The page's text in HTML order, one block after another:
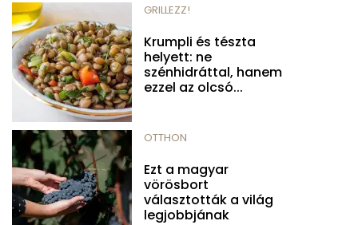
GRILLEZZ!
Krumpli és tészta
helyett: ne
szénhidráttal, hanem
ezzel az olcsó...
OTTHON
Ezt a magyar
vörösbort
választották a világ
legjobbjának